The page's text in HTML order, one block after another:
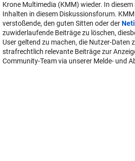
Krone Multimedia (KMM) wieder. In
Inhalten in diesem Diskussionsforum.
verstoßende, den guten Sitten oder der
zuwiderlaufende Beiträge zu löschen,
User geltend zu machen, die Nutzer-Daten
strafrechtlich relevante Beiträge zur
Community-Team via unserer Melde- und